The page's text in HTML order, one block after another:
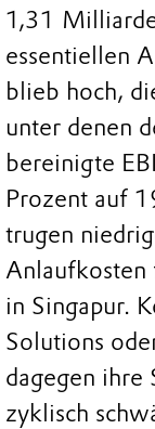
1,31
essentiellen
blieb hoch,
unter denen
bereinigte
Prozent auf
trugen
Anlaufkosten
in Singapur.
Solutions
dagegen ihre
zyklisch